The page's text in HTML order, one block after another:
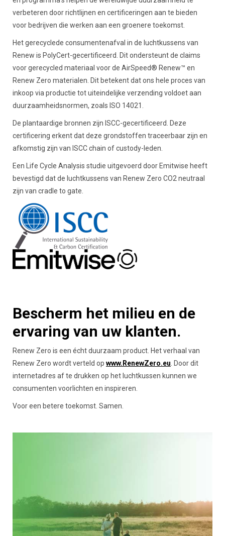
verbeteren door richtlijnen en certificeringen aan te bieden
voor bedrijven die werken aan een groenere toekomst.
Het gerecyclede consumentenafval in de luchtkussens van
Renew is PolyCert-gecertificeerd. Dit ondersteunt de claims
voor gerecycled materiaal voor de AirSpeed® Renew™ en
Renew Zero materialen. Dit betekent dat ons hele proces van
inkoop via productie tot uiteindelijke verzending voldoet aan
duurzaamheidsnormen, zoals ISO 14021.
De plantaardige bronnen zijn ISCC-gecertificeerd. Deze
certificering erkent dat deze grondstoffen traceerbaar zijn en
afkomstig zijn van ISCC chain of custody-leden.
Een Life Cycle Analysis studie uitgevoerd door Emitwise heeft
bevestigd dat de luchtkussens van Renew Zero CO2 neutraal
zijn van cradle to gate.
Bescherm het milieu en de
ervaring van uw klanten.
Renew Zero is een écht duurzaam product. Het verhaal van
Renew Zero wordt verteld op www.RenewZero.eu . Door dit
internetadres af te drukken op het luchtkussen kunnen we
consumenten voorlichten en inspireren.
Voor een betere toekomst. Samen.